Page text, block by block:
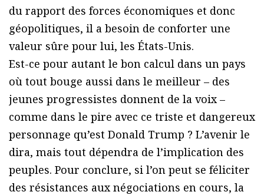
du rapport des forces économiques et donc
géopolitiques, il a besoin de conforter une
valeur sûre pour lui, les États-Unis.
Est-ce pour autant le bon calcul dans un pays
où tout bouge aussi dans le meilleur – des
jeunes progressistes donnent de la voix –
comme dans le pire avec ce triste et dangereux
personnage qu’est Donald Trump ? L’avenir le
dira, mais tout dépendra de l’implication des
peuples. Pour conclure, si l’on peut se féliciter
des résistances aux négociations en cours, la